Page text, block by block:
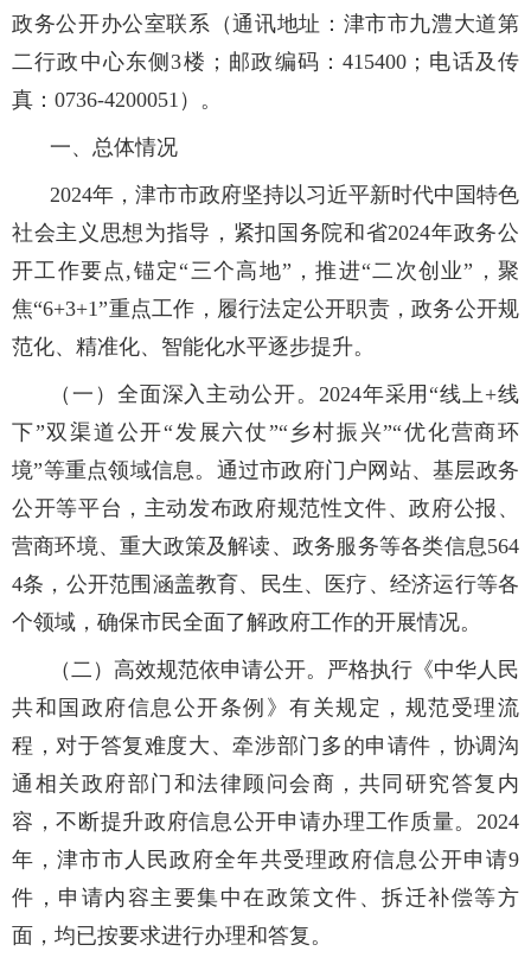
政务公开办公室联系（通讯地址：津市市九澧大道第
二行政中心东侧3楼；邮政编码：415400；电话及传
真：0736-4200051）。
一、总体情况
2024年，津市市政府坚持以习近平新时代中国特色
社会主义思想为指导，紧扣国务院和省2024年政务公
开工作要点,锚定“三个高地”，推进“二次创业”，聚
焦“6+3+1”重点工作，履行法定公开职责，政务公开规
范化、精准化、智能化水平逐步提升。
（一）全面深入主动公开。2024年采用“线上+线
下”双渠道公开“发展六仗”“乡村振兴”“优化营商环
境”等重点领域信息。通过市政府门户网站、基层政务
公开等平台，主动发布政府规范性文件、政府公报、
营商环境、重大政策及解读、政务服务等各类信息564
4条，公开范围涵盖教育、民生、医疗、经济运行等各
个领域，确保市民全面了解政府工作的开展情况。
（二）高效规范依申请公开。严格执行《中华人民
共和国政府信息公开条例》有关规定，规范受理流
程，对于答复难度大、牵涉部门多的申请件，协调沟
通相关政府部门和法律顾问会商，共同研究答复内
容，不断提升政府信息公开申请办理工作质量。2024
年，津市市人民政府全年共受理政府信息公开申请9
件，申请内容主要集中在政策文件、拆迁补偿等方
面，均已按要求进行办理和答复。